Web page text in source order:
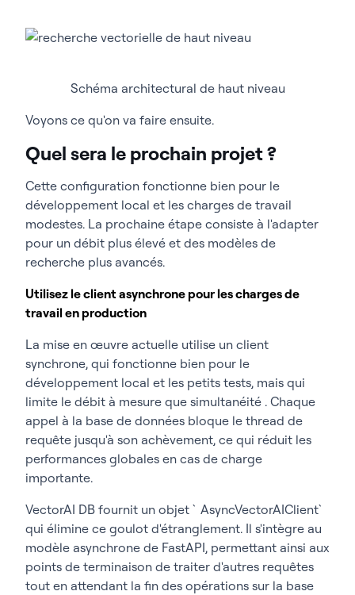
Schéma architectural de haut niveau
Voyons ce qu'on va faire ensuite.
Quel sera le prochain projet ?
Cette configuration fonctionne bien pour le
développement local et les charges de travail
modestes. La prochaine étape consiste à l'adapter
pour un débit plus élevé et des modèles de
recherche plus avancés.
Utilisez le client asynchrone pour les charges de
travail en production
La mise en œuvre actuelle utilise un client
synchrone, qui fonctionne bien pour le
développement local et les petits tests, mais qui
limite le débit à mesure que simultanéité . Chaque
appel à la base de données bloque le thread de
requête jusqu'à son achèvement, ce qui réduit les
performances globales en cas de charge
importante.
VectorAI DB fournit un objet `AsyncVectorAIClient`
qui élimine ce goulot d'étranglement. Il s'intègre au
modèle asynchrone de FastAPI, permettant ainsi aux
points de terminaison de traiter d'autres requêtes
tout en attendant la fin des opérations sur la base